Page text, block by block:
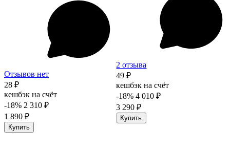
Отзывов нет
28 ₽
кешбэк на счёт
-18% 2 310 ₽
1 890 ₽
Купить
2 отзыва
49 ₽
кешбэк на счёт
-18% 4 010 ₽
3 290 ₽
Купить